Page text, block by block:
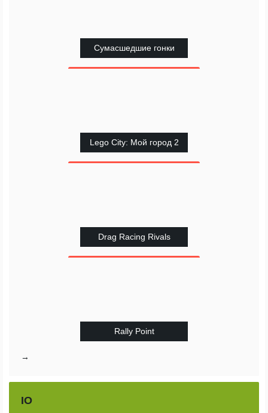
Сумасшедшие гонки
Lego City: Мой город 2
Drag Racing Rivals
Rally Point
→
IO